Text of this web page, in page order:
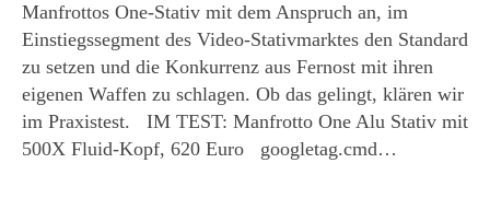
Manfrottos One-Stativ mit dem Anspruch an, im
Einstiegssegment des Video-Stativmarktes den Standard
zu setzen und die Konkurrenz aus Fernost mit ihren
eigenen Waffen zu schlagen. Ob das gelingt, klären wir
im Praxistest. IM TEST: Manfrotto One Alu Stativ mit
500X Fluid-Kopf, 620 Euro googletag.cmd…